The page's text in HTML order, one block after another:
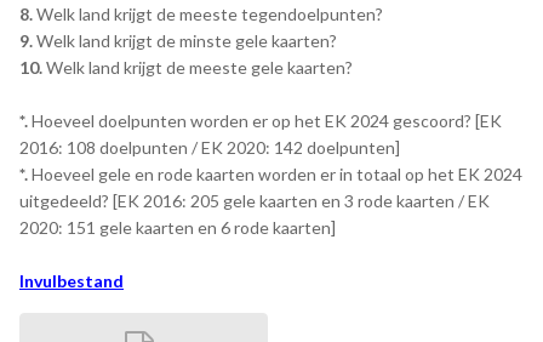
8.Welk land krijgt de meeste tegendoelpunten?
9.Welk land krijgt de minste gele kaarten?
10.Welk land krijgt de meeste gele kaarten?
*.Hoeveel doelpunten worden er op het EK 2024 gescoord? [EK
2016: 108 doelpunten / EK 2020: 142 doelpunten]
*.Hoeveel gele en rode kaarten worden er in totaal op het EK 2024
uitgedeeld? [EK 2016: 205 gele kaarten en 3 rode kaarten / EK
2020: 151 gele kaarten en 6 rode kaarten]
Invulbestand